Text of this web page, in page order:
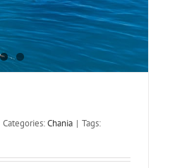
Categories:Chania | Tags: